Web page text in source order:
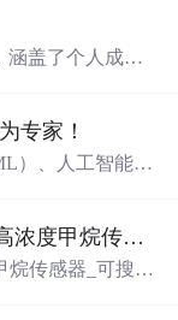
涵盖了个人成
时代变迁的深
专家！
）、人工智能
AQ6204-2006 瓦斯抽放用热导式高浓度甲烷传感器-可搜索.pdf
烷传感器_可搜